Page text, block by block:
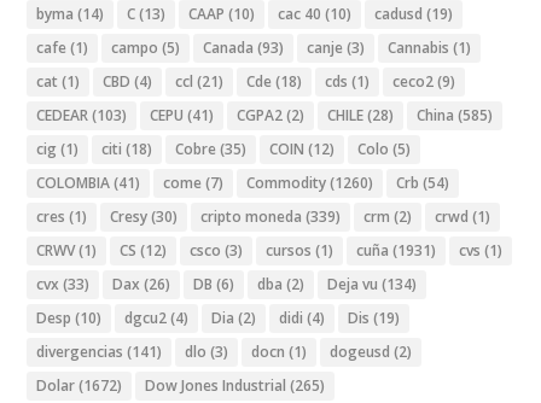
byma (14) C(13) CAAP (10) cac 40 (10) cadusd (19)
cafe (1) campo (5) Canada (93) canje (3) Cannabis (1)
cat (1) CBD (4) ccl (21) Cde (18) cds (1) ceco2(9)
CEDEAR(103) CEPU (41) CGPA2(2) CHILE(28) China (585)
cig (1) citi (18) Cobre (35) COIN (12) Colo (5)
COLOMBIA(41) come (7) Commodity(1260) Crb (54)
cres (1) Cresy(30) cripto moneda (339) crm (2) crwd (1)
CRWV(1) CS (12) csco (3) cursos (1) cuña (1931) cvs (1)
cvx (33) Dax (26) DB (6) dba (2) Deja vu (134)
Desp (10) dgcu2(4) Dia (2) didi (4) Dis (19)
divergencias (141) dlo (3) docn (1) dogeusd (2)
Dolar(1672) Dow Jones Industrial (265)